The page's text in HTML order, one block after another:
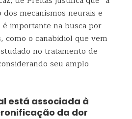
mecanismos neurais e
é importante na busca por
como o canabidiol que vem
no tratamento de
seu amplo
está associada à
da dor